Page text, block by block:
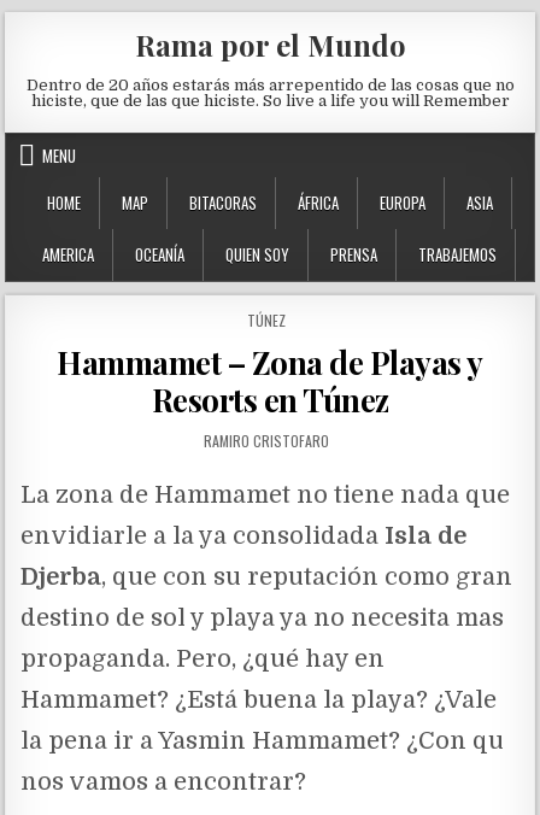
Rama por el Mundo
Dentro de 20 años estarás más arrepentido de las cosas que no
hiciste, que de las que hiciste. So live a life you will Remember
MENU
HOME
MAP BITACORAS ÁFRICA EUROPA ASIA
AMERICA OCEANÍA QUIEN SOY PRENSA TRABAJEMOS
POSTED IN
TÚNEZ
Hammamet – Zona de Playas y
Resorts en Túnez
AUTHOR:
RAMIRO CRISTOFARO
La zona de Hammamet no tiene nada que
envidiarle a la ya consolidada Isla de
Djerba, que con su reputación como gran
destino de sol y playa ya no necesita mas
propaganda. Pero, ¿qué hay en
Hammamet? ¿Está buena la playa? ¿Vale
la pena ir a Yasmin Hammamet? ¿Con qu
nos vamos a encontrar?